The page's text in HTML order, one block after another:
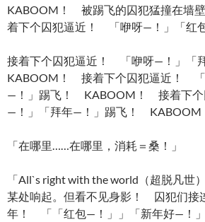
KABOOM！ 被踢飞的囚犯猛撞在墙
着下个囚犯逼近！ 「咿呀—！」「红
接着下个囚犯逼近！ 「咿呀—！」「
KABOOM！ 接着下个囚犯逼近！
—！」踢飞！ KABOOM！ 接着下
—！」「拜年—！」踢飞！
「在哪里……在哪里，消耗＝桑！」
「All`s right with the world（超脱凡世
某处响起。但看不见身影！ 囚犯们接
年！ 「「红包—！」」「新年好—！